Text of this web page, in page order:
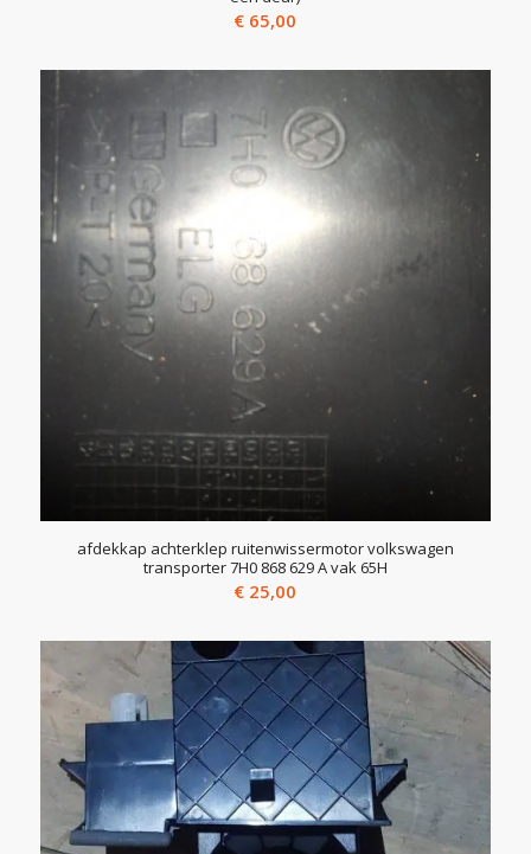
€ 65,00
afdekkap achterklep ruitenwissermotor volkswagen
transporter 7H0 868 629 A vak 65H
€ 25,00